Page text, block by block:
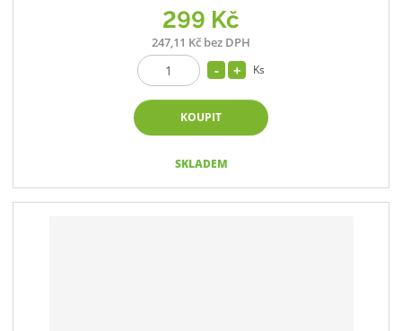
299 Kč
247,11 Kč bez DPH
Ks
KOUPIT
SKLADEM